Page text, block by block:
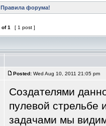
Правила форума!
of1 [ 1 post ]
Posted: Wed Aug 10, 2011 21:05 pm
Создателями
пулевой стрельбе
задачами мы